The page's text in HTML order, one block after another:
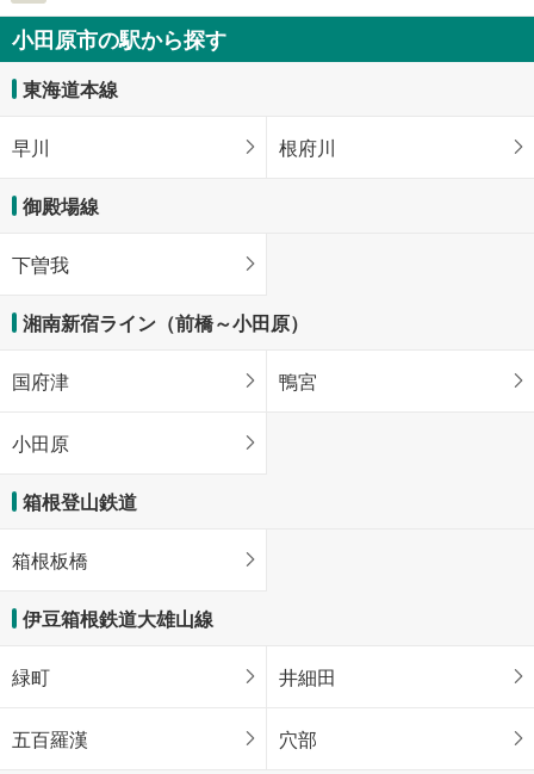
小田原市の駅から探す
東海道本線
早川 根府川
御殿場線
下曽我
湘南新宿ライン（前橋～小田原）
国府津 鴨宮
小田原
箱根登山鉄道
箱根板橋
伊豆箱根鉄道大雄山線
緑町 井細田
五百羅漢 穴部